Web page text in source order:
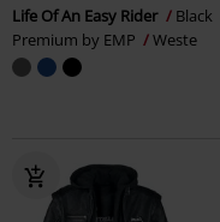
Life Of An Easy Rider
Black
Premium by EMP
Weste